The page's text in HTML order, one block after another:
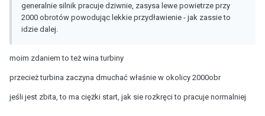
generalnie silnik pracuje dziwnie, zasysa lewe powietrze przy
2000 obrotów powodując lekkie przydławienie - jak zassie to
idzie dalej.
moim zdaniem to też wina turbiny
przecież turbina zaczyna dmuchać właśnie w okolicy 2000obr
jeśli jest zbita, to ma ciężki start, jak sie rozkręci to pracuje normalniej